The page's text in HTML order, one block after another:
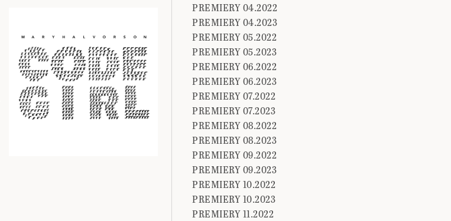
PREMIERY 04.2022
PREMIERY 04.2023
PREMIERY 05.2022
PREMIERY 05.2023
PREMIERY 06.2022
PREMIERY 06.2023
PREMIERY 07.2022
PREMIERY 07.2023
PREMIERY 08.2022
PREMIERY 08.2023
PREMIERY 09.2022
PREMIERY 09.2023
PREMIERY 10.2022
PREMIERY 10.2023
PREMIERY 11.2022